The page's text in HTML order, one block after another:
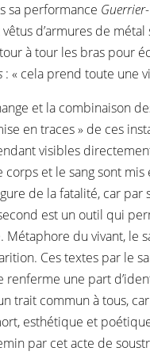
sa performance
d’armures de
à tour les bras pour
: « cela prend toute une
et la combinaison
en traces » de ces
visibles
et le sang sont
de la fatalité, car par
est un outil qui
du vivant, le
Ces textes par le
renferme une part
commun à tous, car
esthétique et
par cet acte de